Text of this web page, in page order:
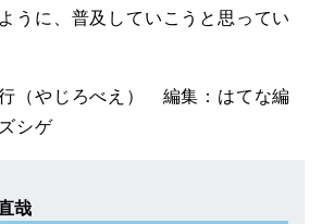
うに、普及していこうと思ってい
（やじろべえ） 編集：はてな編
シゲ
哉